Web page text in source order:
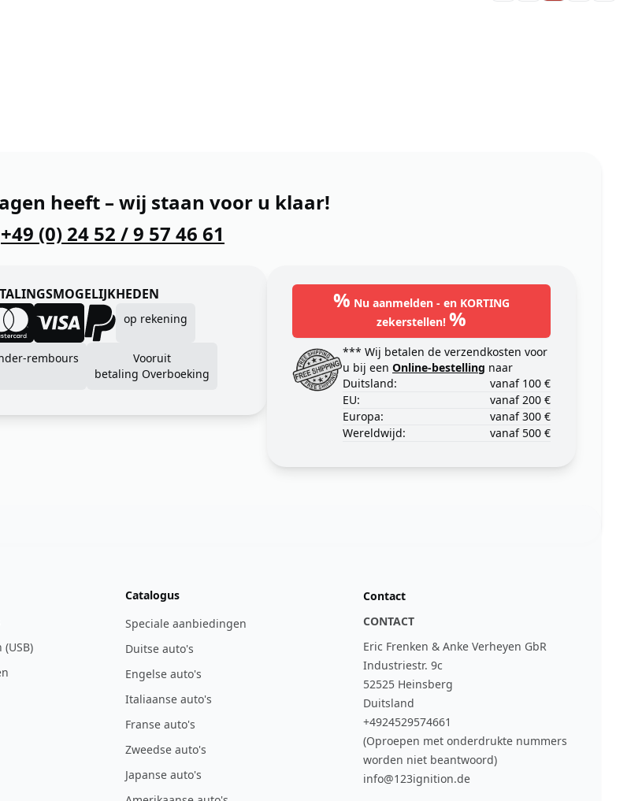
heeft – wij staan voor u klaar!
+49 (0) 24 52 / 9 57 46 61
op rekening
rembours
Vooruit
betaling Overboeking
% Nu aanmelden - en KORTING
zekerstellen! %
*** Wij betalen de verzendkosten voor
u bij een Online-bestelling naar
Duitsland:
vanaf 100 €
EU:
vanaf 200 €
Europa:
vanaf 300 €
Wereldwijd:
vanaf 500 €
Catalogus
Speciale aanbiedingen
Duitse auto's
Engelse auto's
Italiaanse auto's
Franse auto's
Zweedse auto's
Japanse auto's
Contact
CONTACT
Eric Frenken & Anke Verheyen GbR
Industriestr. 9c
52525 Heinsberg
Duitsland
+4924529574661
(Oproepen met onderdrukte nummers
worden niet beantwoord)
info@123ignition.de